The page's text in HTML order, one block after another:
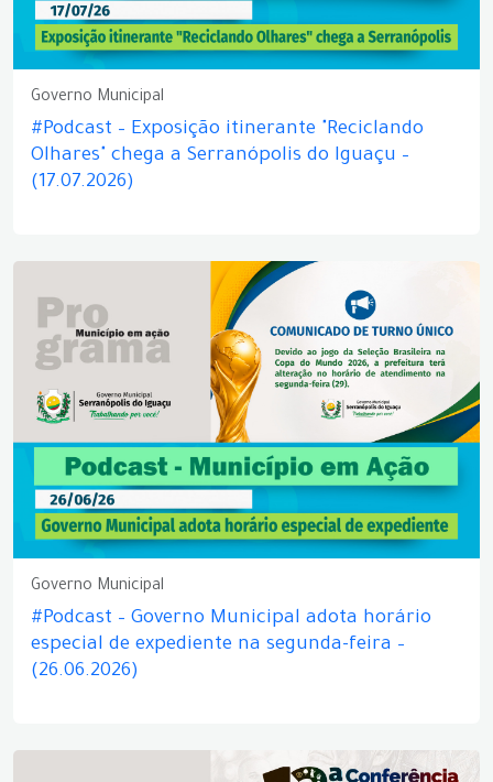
Governo Municipal
#Podcast – Exposição itinerante "Reciclando
Olhares" chega a Serranópolis do Iguaçu –
(17.07.2026)
Governo Municipal
#Podcast – Governo Municipal adota horário
especial de expediente na segunda-feira –
(26.06.2026)